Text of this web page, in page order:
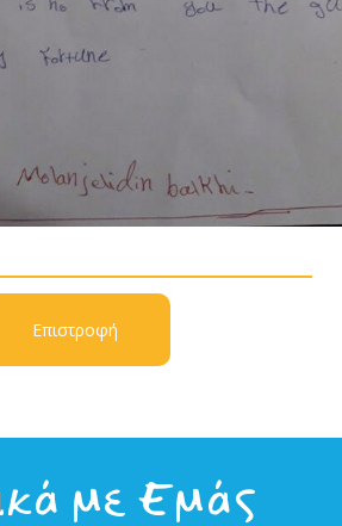
Επιστροφή
με Εμάς